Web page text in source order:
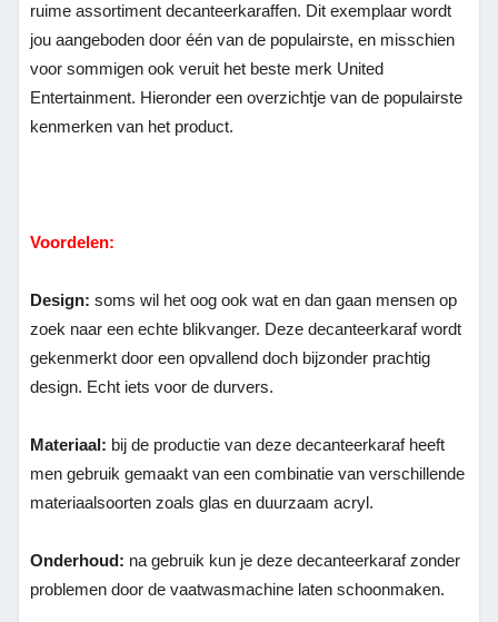
ruime assortiment decanteerkaraffen. Dit exemplaar wordt
jou aangeboden door één van de populairste, en misschien
voor sommigen ook veruit het beste merk United
Entertainment. Hieronder een overzichtje van de populairste
kenmerken van het product.
Voordelen:
Design:soms wil het oog ook wat en dan gaan mensen op
zoek naar een echte blikvanger. Deze decanteerkaraf wordt
gekenmerkt door een opvallend doch bijzonder prachtig
design. Echt iets voor de durvers.
Materiaal: bij de productie van deze decanteerkaraf heeft
men gebruik gemaakt van een combinatie van verschillende
materiaalsoorten zoals glas en duurzaam acryl.
Onderhoud: na gebruik kun je deze decanteerkaraf zonder
problemen door de vaatwasmachine laten schoonmaken.